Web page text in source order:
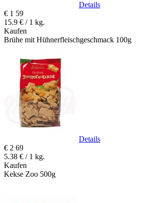
Details
€ 1 59
15.9 € / 1 kg.
Kaufen
Brühe mit Hühnerfleischgeschmack 100g
Details
€ 2 69
5.38 € / 1 kg.
Kaufen
Kekse Zoo 500g